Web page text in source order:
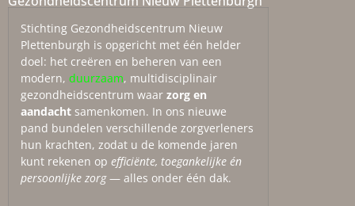
Stichting Gezondheidscentrum Nieuw
Plettenburgh is opgericht met één helder
doel: het creëren en beheren van een
modern, duurzaam, multidisciplinair
gezondheidscentrum waar zorg en
aandacht samenkomen. In ons nieuwe
pand bundelen verschillende zorgverleners
hun krachten, zodat u de komende jaren
kunt rekenen op efficiënte, toegankelijke én
persoonlijke zorg— alles onder één dak.